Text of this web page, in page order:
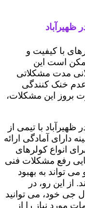
ظهیرآباد
با کیفیت و
است این
مدت مشکلاتی
عدم خنک کنندگی
بروز این مشکلات،
با تیمی از
دارای آمادگی ارائه
انواع کولرهای
رفع مشکلات فنی
تواند به بهبود
از این رو، در
جی خود، می توانید
مورد نیاز را از